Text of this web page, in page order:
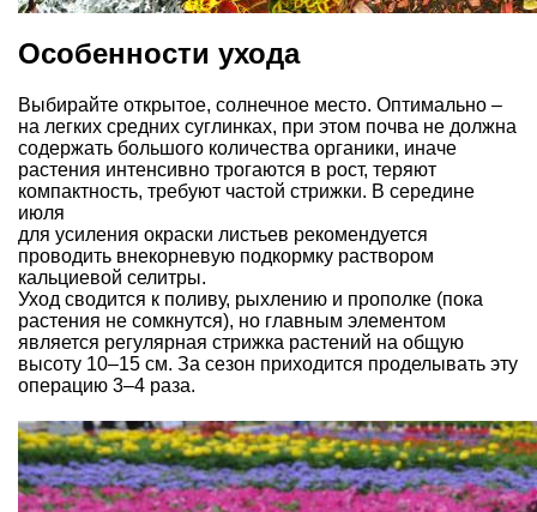
Особенности ухода
Выбирайте открытое, солнечное место. Оптимально –
на легких средних суглинках, при этом почва не должна
содержать большого количества органики, иначе
растения интенсивно трогаются в рост, теряют
компактность, требуют частой стрижки. В середине
июля
для усиления окраски листьев рекомендуется
проводить внекорневую подкормку раствором
кальциевой селитры.
Уход сводится к поливу, рыхлению и прополке (пока
растения не сомкнутся), но главным элементом
является регулярная стрижка растений на общую
высоту 10–15 см. За сезон приходится проделывать эту
операцию 3–4 раза.